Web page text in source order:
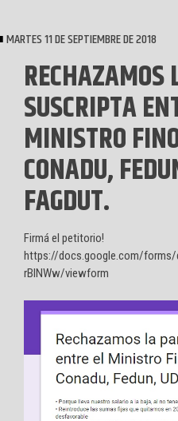
MARTES 11 DE SEPTIEMBRE DE 2018
SUSCRIPTA
MINISTRO
CONADU,
FAGDUT.
Firmá el petitorio!
https://docs.google.com/forms/
rBlNWw/viewform